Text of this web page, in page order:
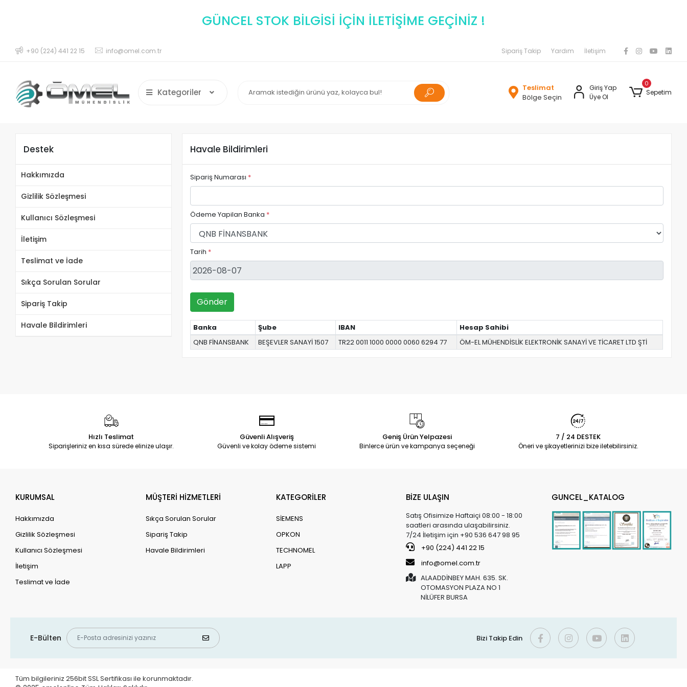
GÜNCEL STOK BİLGİSİ İÇİN İLETİŞİME GEÇİNİZ !
+90 (224) 441 22 15 info@omel.com.tr Sipariş Takip Yardım İletişim
Kategoriler
Teslimat
Bölge Seçin
Giriş Yap
Üye Ol
0
Sepetim
Destek
Hakkımızda
Gizlilik Sözleşmesi
Kullanıcı Sözleşmesi
İletişim
Teslimat ve İade
Sıkça Sorulan Sorular
Sipariş Takip
Havale Bildirimleri
Havale Bildirimleri
Sipariş Numarası *
Ödeme Yapilan Banka *
Tarih *
Gönder
Banka Şube IBAN
Hesap Sahibi
QNB FİNANSBANK
BEŞEVLER SANAYİ 1507 TR22 0011 1000 0000 0060 6294 77 ÖM-EL MÜHENDİSLİK ELEKTRONİK SANAYİ VE TİCARET LTD ŞTİ
Hızlı Teslimat
Siparişleriniz en kısa sürede elinize ulaşır.
Güvenli Alışveriş
Güvenli ve kolay ödeme sistemi
Geniş Ürün Yelpazesi
Binlerce ürün ve kampanya seçeneği
7 / 24 DESTEK
Öneri ve şikayetlerinizi bize iletebilirsiniz.
KURUMSAL
Hakkımızda
Gizlilik Sözleşmesi
Kullanıcı Sözleşmesi
İletişim
Teslimat ve İade
MÜŞTERİ HİZMETLERİ
Sıkça Sorulan Sorular
Sipariş Takip
Havale Bildirimleri
KATEGORİLER
SİEMENS
OPKON
TECHNOMEL
LAPP
BİZE ULAŞIN
Satış Ofisimize Haftaiçi 08:00 - 18:00
saatleri arasında ulaşabilirsiniz.
7/24 İletişim için +90 536 647 98 95
+90 (224) 441 22 15
info@omel.com.tr
ALAADDİNBEY MAH. 635. SK.
OTOMASYON PLAZA NO 1
NİLÜFER BURSA
GUNCEL_KATALOG
E-Bülten Bizi Takip Edin
Tüm bilgileriniz 256bit SSL Sertifikası ile korunmaktadır.